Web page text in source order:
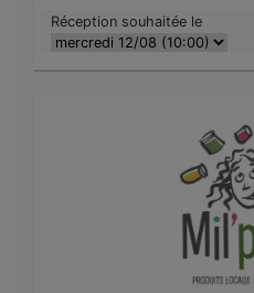
Réception souhaitée le